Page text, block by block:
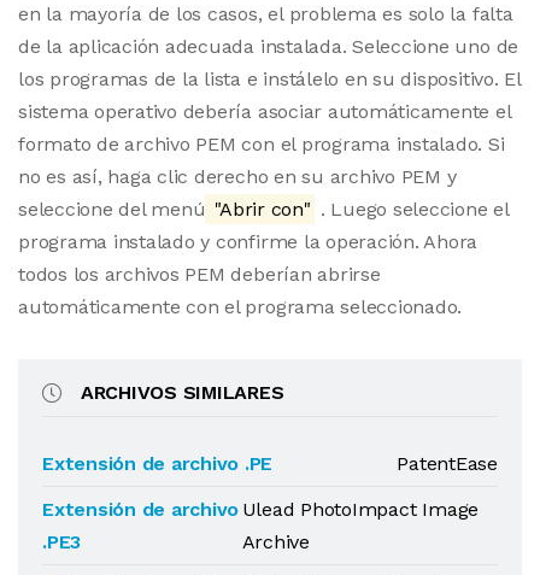
en la mayoría de los casos, el problema es solo la falta
de la aplicación adecuada instalada. Seleccione uno de
los programas de la lista e instálelo en su dispositivo. El
sistema operativo debería asociar automáticamente el
formato de archivo PEM con el programa instalado. Si
no es así, haga clic derecho en su archivo PEM y
seleccione del menú "Abrir con" . Luego seleccione el
programa instalado y confirme la operación. Ahora
todos los archivos PEM deberían abrirse
automáticamente con el programa seleccionado.
ARCHIVOS SIMILARES
Extensión de archivo .PE
PatentEase
Extensión de archivo
.PE3
Ulead PhotoImpact Image
Archive